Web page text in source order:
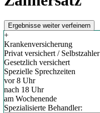
Ergebnisse weiter verfeinern
+
Krankenversicherung
Privat versichert / Selbstzahler
Gesetzlich versichert
Spezielle Sprechzeiten
vor 8 Uhr
nach 18 Uhr
am Wochenende
Spezialisierte Behandler: